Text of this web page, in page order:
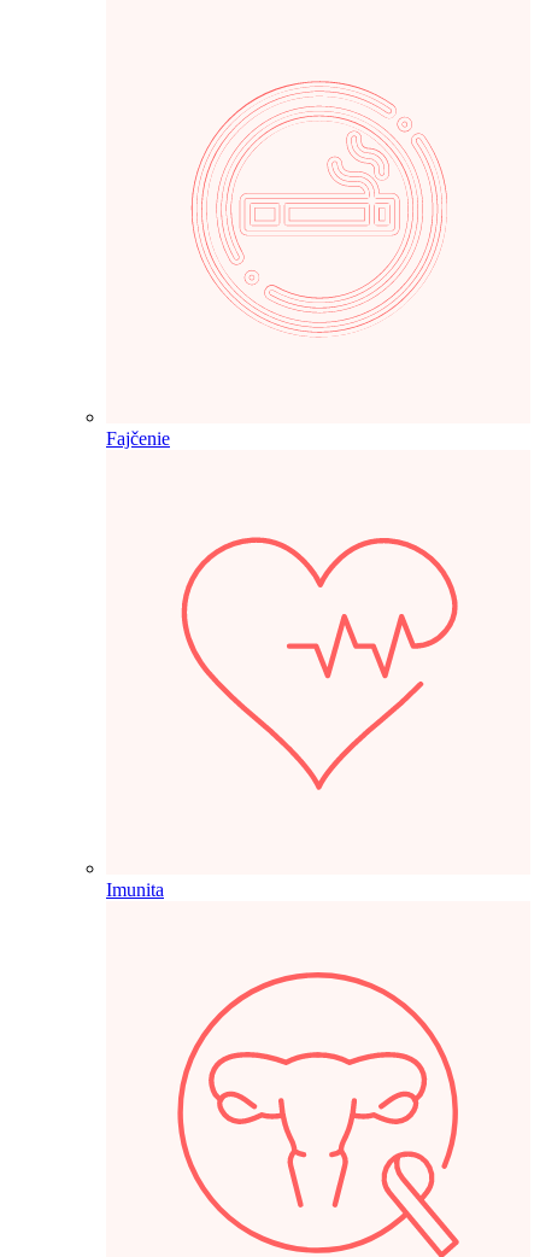
Fajčenie
Imunita